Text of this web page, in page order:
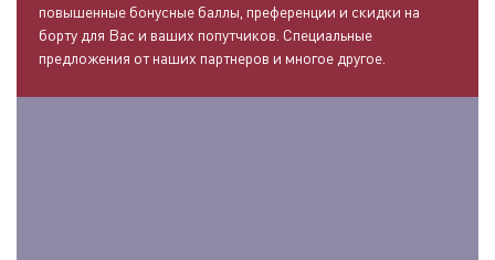
повышенные бонусные баллы, преференции и скидки на
борту для Вас и ваших попутчиков. Специальные
предложения от наших партнеров и многое другое.